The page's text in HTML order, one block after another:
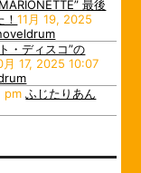
最後
！11月 19, 2025
・ディスコ”の
月 17, 2025 10:07
pm ふじたりあん